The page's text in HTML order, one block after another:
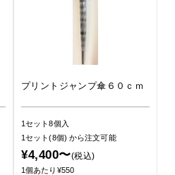
プリントジャンプ傘６０ｃｍ
1セット8個入
1セット(8個) から注文可能
¥4,400〜(税込)
1個あたり¥550